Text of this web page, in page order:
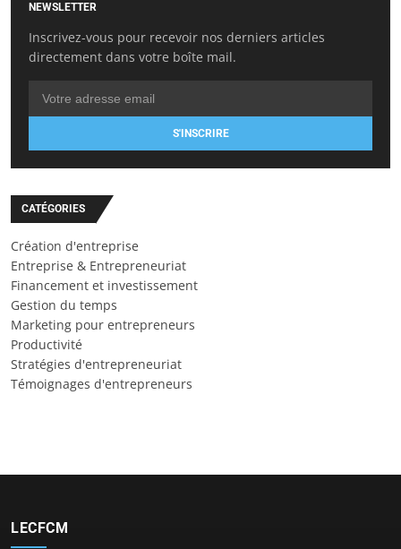
NEWSLETTER
Inscrivez-vous pour recevoir nos derniers articles
directement dans votre boîte mail.
S'INSCRIRE
CATÉGORIES
Création d'entreprise
Entreprise & Entrepreneuriat
Financement et investissement
Gestion du temps
Marketing pour entrepreneurs
Productivité
Stratégies d'entrepreneuriat
Témoignages d'entrepreneurs
LECFCM